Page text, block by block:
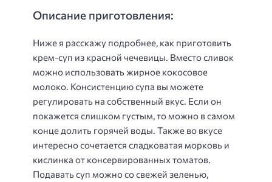
Описание приготовления:
Ниже я расскажу подробнее, как приготовить
крем-суп из красной чечевицы. Вместо сливок
можно использовать жирное кокосовое
молоко. Консистенцию супа вы можете
регулировать на собственный вкус. Если он
покажется слишком густым, то можно в самом
конце долить горячей воды. Также во вкусе
интересно сочетается сладковатая морковь и
кислинка от консервированных томатов.
Подавать суп можно со свежей зеленью,